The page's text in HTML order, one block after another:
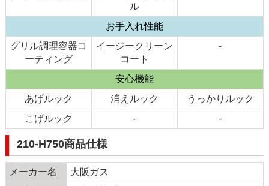
ル
お手入れ性能
グリル調理容器コ
ーティング
イージークリーン
コート
-
安心機能
あげルック
消えルック
うっかりルック
こげルック
- -
210-H750商品仕様
メーカー名
大阪ガス